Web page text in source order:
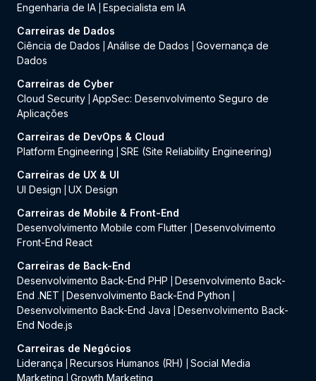
Engenharia de IA Especialista em IA
Carreiras de Dados
Ciência de Dados
Análise de Dados
Governança de
Dados
Carreiras de Cyber
Cloud Security AppSec: Desenvolvimento Seguro de
Aplicações
Carreiras de DevOps & Cloud
Platform Engineering
SRE (Site Reliability Engineering)
Carreiras de UX & UI
UI Design
UX Design
Carreiras de Mobile & Front-End
Desenvolvimento Mobile com Flutter
Desenvolvimento
Front-End React
Carreiras de Back-End
Desenvolvimento Back-End PHP
Desenvolvimento Back-
End .NET
Desenvolvimento Back-End Python
Desenvolvimento Back-End Java
Desenvolvimento Back-
End Node.js
Carreiras de Negócios
Liderança
Recursos Humanos (RH)
Social Media
Marketing
Growth Marketing